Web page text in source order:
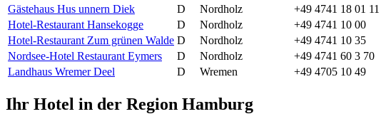
Gästehaus Hus unnern Diek
D Nordholz
+49 4741 18 01 11
Hotel-Restaurant Hansekogge
D Nordholz
+49 4741 10 00
Hotel-Restaurant Zum grünen Walde D Nordholz
+49 4741 10 35
Nordsee-Hotel Restaurant Eymers
D Nordholz
+49 4741 60 3 70
Landhaus Wremer Deel
D Wremen +49 4705 10 49
Ihr Hotel in der Region Hamburg